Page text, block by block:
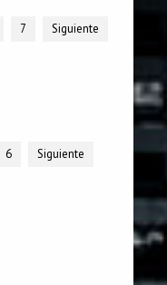
7 Siguiente
6 Siguiente